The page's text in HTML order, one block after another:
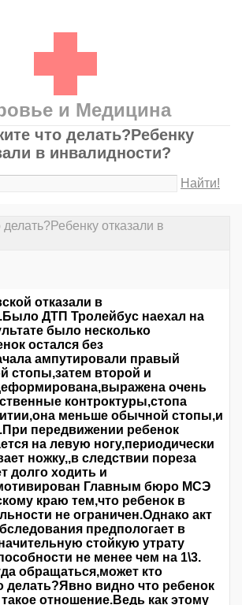
и Медицина
что делать?Ребенку
в инвалидности?
Найти!
отказали в
отказали в
ДТП Тролейбус наехал на
было несколько
остался без
ампутировали правый
стопы,затем второй и
очень
контроктуры,стопа
меньше обычной стопы,и
передвижении ребенок
на левую ногу,периодически
ножку,,в следствии пореза
долго ходить и
Главным бюро МСЭ
краю тем,что ребенок в
не ограничен.Однако акт
предпологает в
стойкую утрату
не менее чем на 1\3.
обращаться,может кто
делать?Явно видно что ребенок
отношение.Ведь как этому